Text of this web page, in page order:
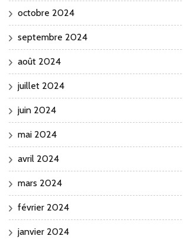
octobre 2024
septembre 2024
août 2024
juillet 2024
juin 2024
mai 2024
avril 2024
mars 2024
février 2024
janvier 2024